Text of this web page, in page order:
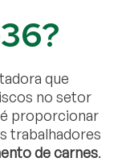
que
no setor
proporcionar
trabalhadores
de carnes.